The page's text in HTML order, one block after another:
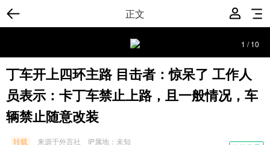
正文
1 /10
丁车开上四环主路 目击者：惊呆了 工作人
员表示：卡丁车禁止上路，且一般情况，车
辆禁止随意改装
转载 来源于外言社 IP属地： 未知